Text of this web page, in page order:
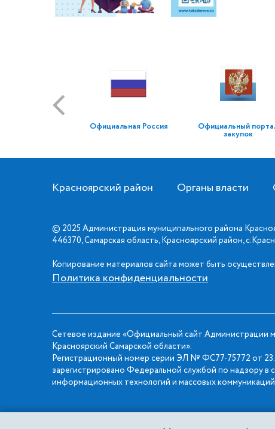
Официальная Россия Официальный
закупок
Красноярский район Органы власти
© 2025 Администрация муниципального района
446370, Самарская область, Красноярский район,
Копирование материалов сайта может быть
Политика конфиденциальности
Сетевое издание «Официальный сайт Администрации
Красноярский Самарской области».
Регистрационный номер серии ЭЛ № ФС77-75772 от
зарегистрировано Федеральной службой по надзору в
информационных технологий и массовых